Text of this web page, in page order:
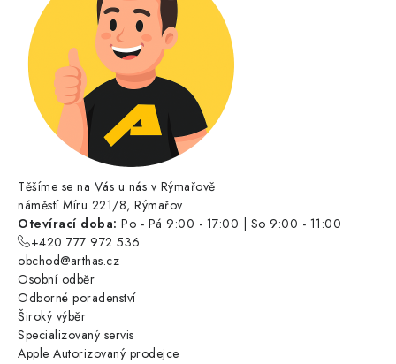
Těšíme se na Vás u nás v Rýmařově
náměstí Míru 221/8, Rýmařov
Otevírací doba: Po - Pá 9:00 - 17:00 | So 9:00 - 11:00
+420 777 972 536
obchod@arthas.cz
Osobní odběr
Odborné poradenství
Široký výběr
Specializovaný servis
Apple Autorizovaný prodejce